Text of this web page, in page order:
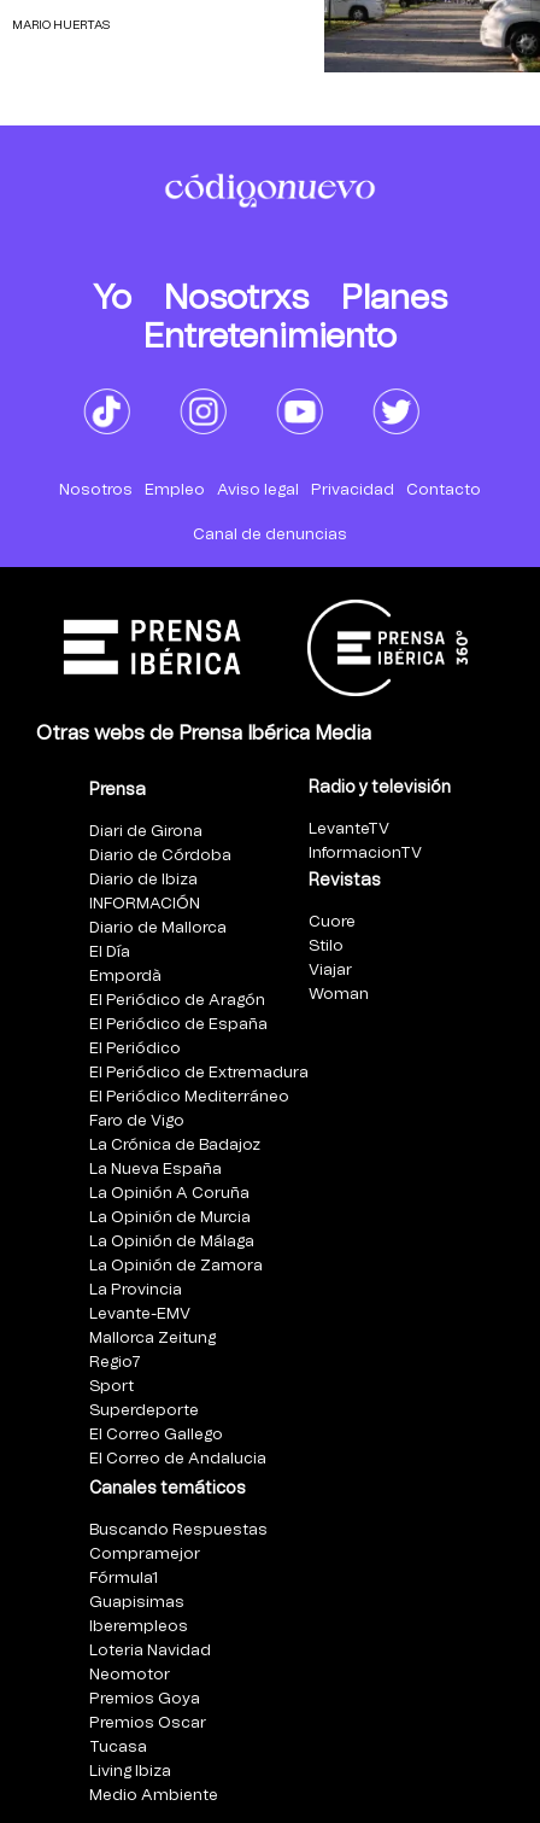
MARIO HUERTAS
Yo Nosotrxs
Planes
Entretenimiento
Nosotros Empleo Aviso legal Privacidad Contacto
Canal de denuncias
Otras webs de Prensa Ibérica Media
Prensa
Diari de Girona
Diario de Córdoba
Diario de Ibiza
INFORMACIÓN
Diario de Mallorca
El Día
Empordà
El Periódico de Aragón
El Periódico de España
El Periódico
El Periódico de Extremadura
El Periódico Mediterráneo
Faro de Vigo
La Crónica de Badajoz
La Nueva España
La Opinión A Coruña
La Opinión de Murcia
La Opinión de Málaga
La Opinión de Zamora
La Provincia
Levante-EMV
Mallorca Zeitung
Regio7
Sport
Superdeporte
El Correo Gallego
El Correo de Andalucia
Canales temáticos
Buscando Respuestas
Compramejor
Fórmula1
Guapisimas
Iberempleos
Loteria Navidad
Neomotor
Premios Goya
Premios Oscar
Tucasa
Living Ibiza
Medio Ambiente
Radio y televisión
LevanteTV
InformacionTV
Revistas
Cuore
Stilo
Viajar
Woman